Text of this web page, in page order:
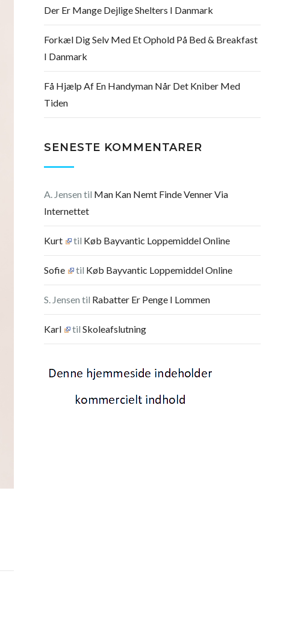
Der Er Mange Dejlige Shelters I Danmark
Forkæl Dig Selv Med Et Ophold På Bed & Breakfast
I Danmark
Få Hjælp Af En Handyman Når Det Kniber Med
Tiden
SENESTE KOMMENTARER
A. Jensen til Man Kan Nemt Finde Venner Via
Internettet
Kurt til Køb Bayvantic Loppemiddel Online
Sofie til Køb Bayvantic Loppemiddel Online
S. Jensen til Rabatter Er Penge I Lommen
Karl til Skoleafslutning